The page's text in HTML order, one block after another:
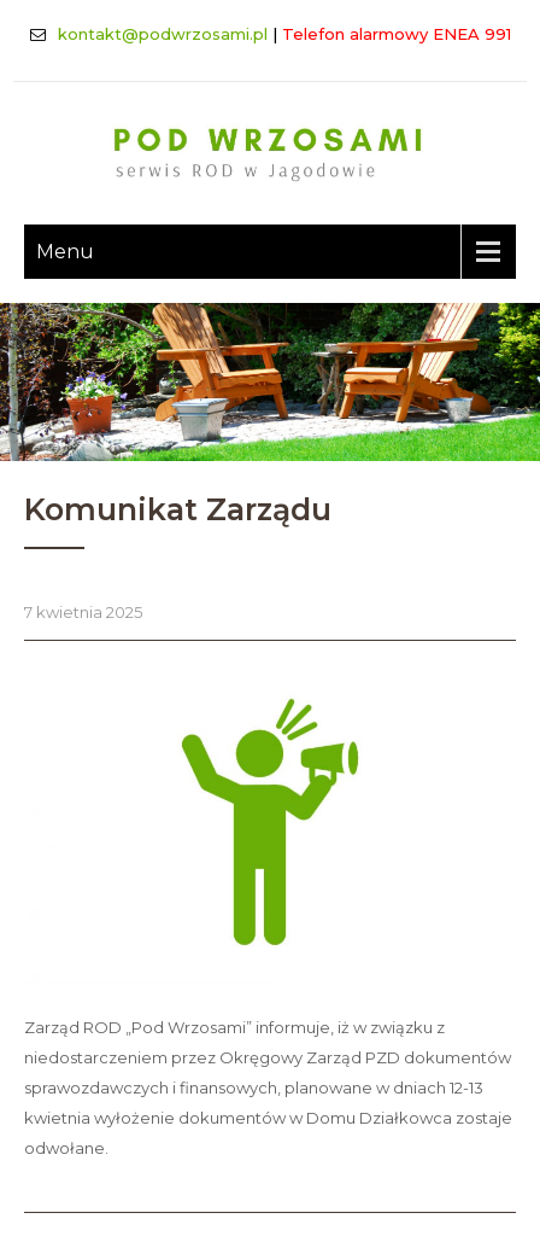
kontakt@podwrzosami.pl | Telefon alarmowy ENEA 991
Menu
Komunikat Zarządu
7 kwietnia 2025
Zarząd ROD „Pod Wrzosami” informuje, iż w związku z
niedostarczeniem przez Okręgowy Zarząd PZD dokumentów
sprawozdawczych i finansowych, planowane w dniach 12-13
kwietnia wyłożenie dokumentów w Domu Działkowca zostaje
odwołane.